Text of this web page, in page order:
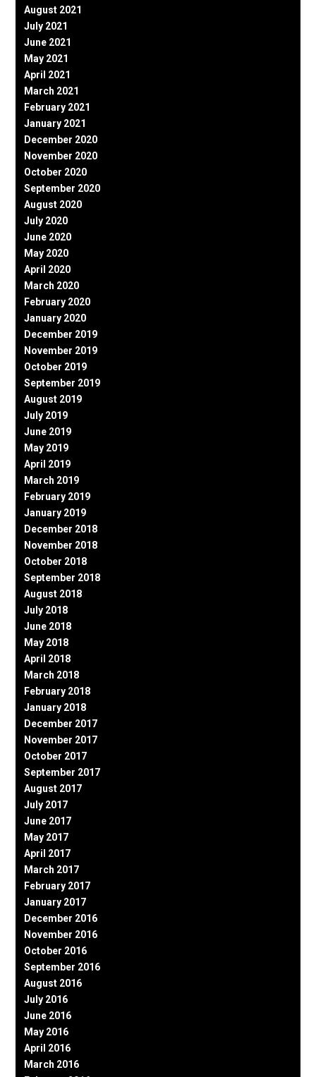
August 2021
July 2021
June 2021
May 2021
April 2021
March 2021
February 2021
January 2021
December 2020
November 2020
October 2020
September 2020
August 2020
July 2020
June 2020
May 2020
April 2020
March 2020
February 2020
January 2020
December 2019
November 2019
October 2019
September 2019
August 2019
July 2019
June 2019
May 2019
April 2019
March 2019
February 2019
January 2019
December 2018
November 2018
October 2018
September 2018
August 2018
July 2018
June 2018
May 2018
April 2018
March 2018
February 2018
January 2018
December 2017
November 2017
October 2017
September 2017
August 2017
July 2017
June 2017
May 2017
April 2017
March 2017
February 2017
January 2017
December 2016
November 2016
October 2016
September 2016
August 2016
July 2016
June 2016
May 2016
April 2016
March 2016